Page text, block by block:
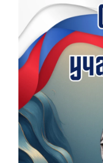
По годам